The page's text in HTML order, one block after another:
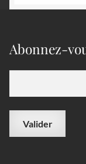
Abonnez-